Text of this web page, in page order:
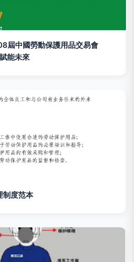
屆中國勞動保護用品交易會
能未來
制度范本